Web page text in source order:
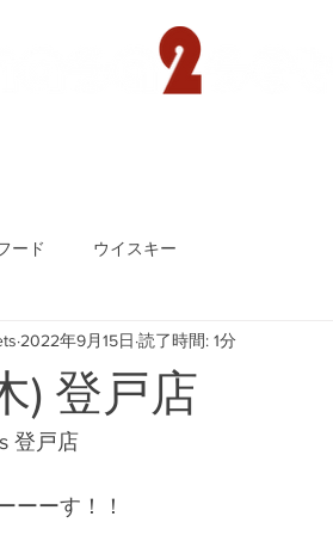
ード ウイスキー
) 登戸店
2022年9月15日 読了時間: 1分
登戸店
ーーす！！